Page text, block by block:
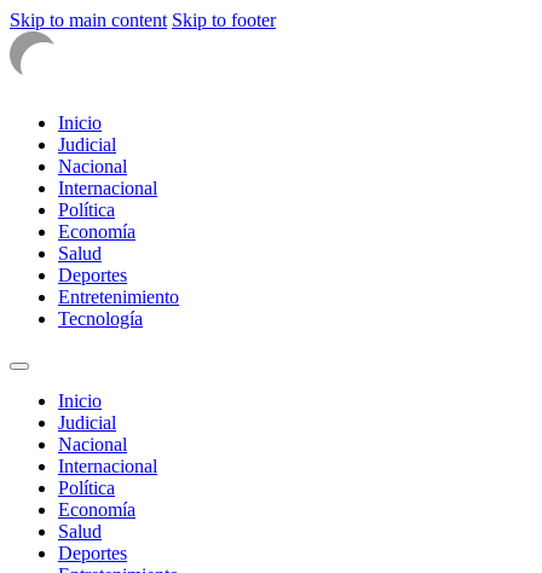
Skip to main content Skip to footer
Inicio
Judicial
Nacional
Internacional
Política
Economía
Salud
Deportes
Entretenimiento
Tecnología
Inicio
Judicial
Nacional
Internacional
Política
Economía
Salud
Deportes